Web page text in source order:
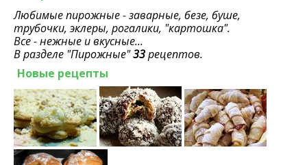
Любимые пирожные - заварные, безе, буше,
трубочки, эклеры, рогалики, "картошка".
Все - нежные и вкусные...
В разделе "Пирожные"33рецептов.
Новые рецепты